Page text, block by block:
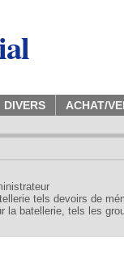
DIVERS ACHAT/
tels devoirs de
batellerie, tels les